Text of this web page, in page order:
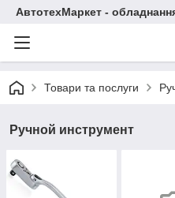
АвтотехМаркет -
Товари та послуги
Ручной инструмент